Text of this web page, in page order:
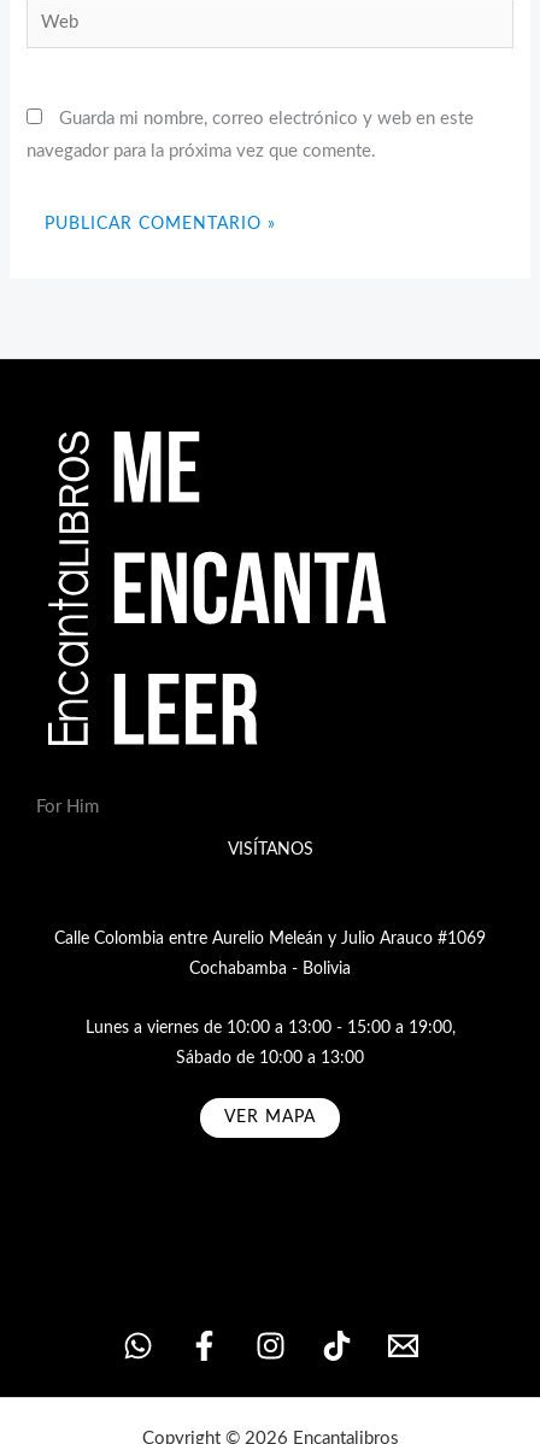
Web
Guarda mi nombre, correo electrónico y web en este
navegador para la próxima vez que comente.
For Him
VISÍTANOS
Calle Colombia entre Aurelio Meleán y Julio Arauco #1069
Cochabamba - Bolivia
Lunes a viernes de 10:00 a 13:00 - 15:00 a 19:00,
Sábado de 10:00 a 13:00
VER MAPA
Copyright © 2026 Encantalibros